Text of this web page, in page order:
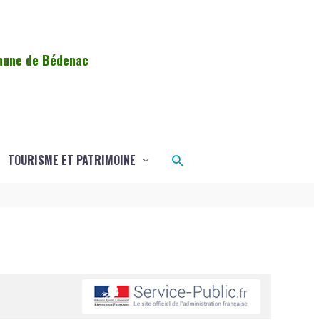
de Bédenac
TOURISME ET PATRIMOINE Rechercher